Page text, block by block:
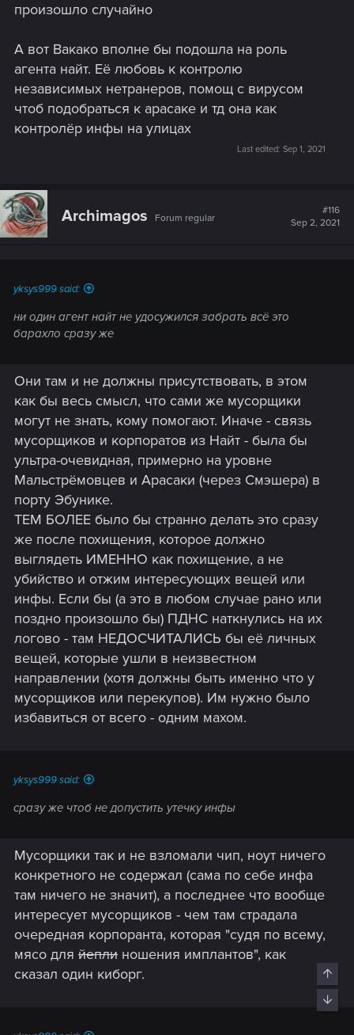
произошло случайно
А вот Вакако вполне бы подошла на роль
агента найт. Её любовь к контролю
независимых нетранеров, помощ с вирусом
чтоб подобраться к арасаке и тд она как
контролёр инфы на улицах
Last edited: Sep 1, 2021
Archimagos Forum regular
#116
Sep 2, 2021
yksys999 said:
ни один агент найт не удосужился забрать всё это
барахло сразу же
Они там и не должны присутствовать, в этом
как бы весь смысл, что сами же мусорщики
могут не знать, кому помогают. Иначе - связь
мусорщиков и корпоратов из Найт - была бы
ультра-очевидная, примерно на уровне
Мальстрёмовцев и Арасаки (через Смэшера) в
порту Эбунике.
ТЕМ БОЛЕЕ было бы странно делать это сразу
же после похищения, которое должно
выглядеть ИМЕННО как похищение, а не
убийство и отжим интересующих вещей или
инфы. Если бы (а это в любом случае рано или
поздно произошло бы) ПДНС наткнулись на их
логово - там НЕДОСЧИТАЛИСЬ бы её личных
вещей, которые ушли в неизвестном
направлении (хотя должны быть именно что у
мусорщиков или перекупов). Им нужно было
избавиться от всего - одним махом.
yksys999 said:
сразу же чтоб не допустить утечку инфы
Мусорщики так и не взломали чип, ноут ничего
конкретного не содержал (сама по себе инфа
там ничего не значит), а последнее что вообще
интересует мусорщиков - чем там страдала
очередная корпоранта, которая "судя по всему,
мясо для йепли ношения имплантов", как
сказал один киборг.
Top